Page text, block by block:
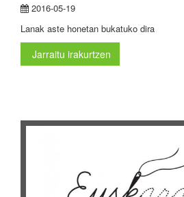
2016-05-19
Lanak aste honetan bukatuko dira
Jarraitu irakurtzen